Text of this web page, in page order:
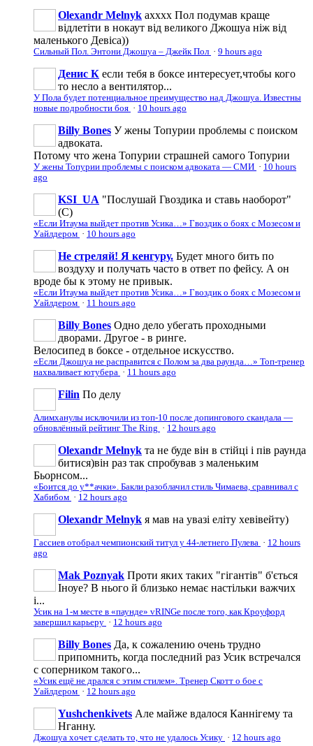
Olexandr Melnyk ахххх Пол подумав краще
відлетіти в нокаут від великого Джошуа ніж від
маленького Девіса))
Сильный Пол. Энтони Джошуа – Джейк Пол · 9 hours ago
Денис К если тебя в боксе интересует,чтобы кого
то несло а вентилятор...
У Пола будет потенциальное преимущество над Джошуа. Известны
новые подробности боя · 10 hours ago
Billy Bones У жены Топурии проблемы с поиском
адвоката.
Потому что жена Топурии страшней самого Топурии
У жены Топурии проблемы с поиском адвоката — СМИ · 10 hours
ago
KSI_UA "Послушай Гвоздика и ставь наоборот"
(С)
«Если Итаума выйдет против Усика…» Гвоздик о боях с Мозесом и
Уайлдером · 10 hours ago
Не стреляй! Я кенгуру. Будет много бить по
воздуху и получать часто в ответ по фейсу. А он
вроде бы к этому не привык.
«Если Итаума выйдет против Усика…» Гвоздик о боях с Мозесом и
Уайлдером · 11 hours ago
Billy Bones Одно дело убегать проходными
дворами. Другое - в ринге.
Велосипед в боксе - отдельное искусство.
«Если Джошуа не расправится с Полом за два раунда…» Топ-тренер
нахваливает ютубера · 11 hours ago
Filin По делу
Алимханулы исключили из топ-10 после допингового скандала —
обновлённый рейтинг The Ring · 12 hours ago
Olexandr Melnyk та не буде він в стійці і пів раунда
битися)він раз так спробував з маленьким
Бьорнсом...
«Боится до у**ачки». Бакли разоблачил стиль Чимаева, сравнивал с
Хабибом · 12 hours ago
Olexandr Melnyk я мав на увазі еліту хевівейту)
Гассиев отобрал чемпионский титул у 44-летнего Пулева · 12 hours
ago
Mak Poznyak Проти яких таких "гігантів" б'ється
Іноуе? В нього й близько немає настільки важчих
і...
Усик на 1-м месте в «паунде» vRINGe после того, как Кроуфорд
завершил карьеру · 12 hours ago
Billy Bones Да, к сожалению очень трудно
припомнить, когда последний раз Усик встречался
с соперником такого...
«Усик ещё не дрался с этим стилем». Тренер Скотт о бое с
Уайлдером · 12 hours ago
Yushchenkivets Але майже вдалося Каннігему та
Нганну.
Джошуа хочет сделать то, что не удалось Усику · 12 hours ago